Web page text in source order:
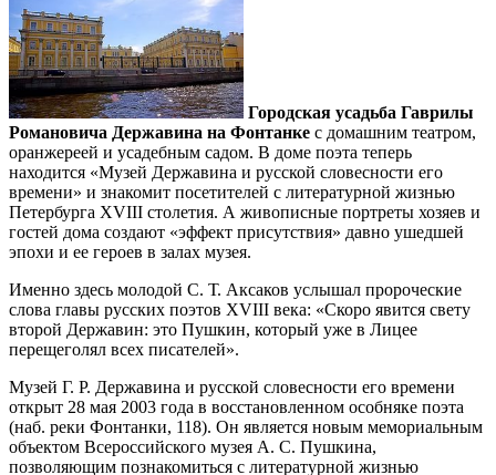
Городская усадьба Гаврилы
Романовича Державина на Фонтанке с домашним театром,
оранжереей и усадебным садом. В доме поэта теперь
находится «Музей Державина и русской словесности его
времени» и знакомит посетителей с литературной жизнью
Петербурга XVIII столетия. А живописные портреты хозяев и
гостей дома создают «эффект присутствия» давно ушедшей
эпохи и ее героев в залах музея.
Именно здесь молодой С. Т. Аксаков услышал пророческие
слова главы русских поэтов XVIII века: «Скоро явится свету
второй Державин: это Пушкин, который уже в Лицее
перещеголял всех писателей».
Музей Г. Р. Державина и русской словесности его времени
открыт 28 мая 2003 года в восстановленном особняке поэта
(наб. реки Фонтанки, 118). Он является новым мемориальным
объектом Всероссийского музея А. С. Пушкина,
позволяющим познакомиться с литературной жизнью